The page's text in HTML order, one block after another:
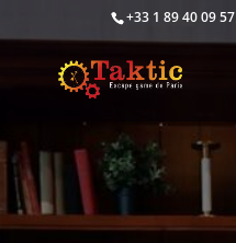
+33 1 89 40 09 57